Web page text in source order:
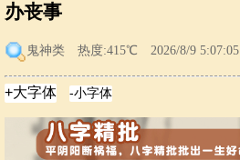
办丧事
鬼神类 热度:415℃ 2026/8/9 5:07:05